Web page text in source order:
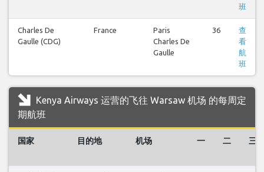
班
Charles De
Gaulle (CDG)
France
Paris
Charles De
Gaulle
36
查
看
航
班
Kenya Airways 运营的飞往 Warsaw 机场 的每周定
期航班
国家 目的地 机场 一 二 三